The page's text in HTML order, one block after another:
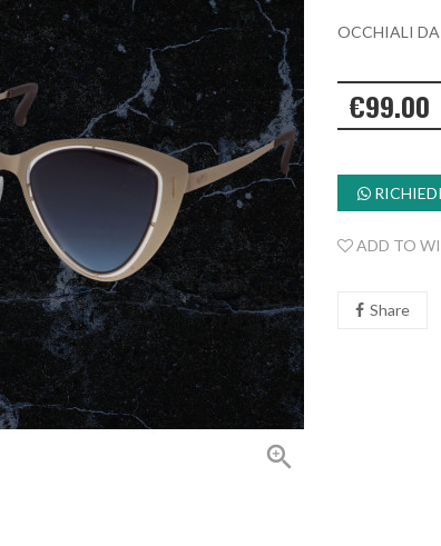

OCCHIALI DA
€99.00
ADD TO
Share